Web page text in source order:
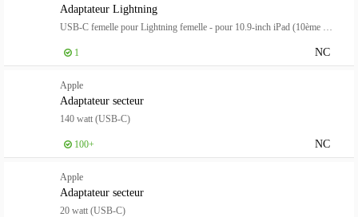
Adaptateur Lightning
NC
1
Apple
Adaptateur secteur
140 watt (USB-C)
NC
100+
Apple
Adaptateur secteur
20 watt (USB-C)